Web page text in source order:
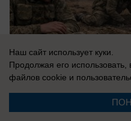
Наш сайт использует куки.
Продолжая его использовать,
файлов cookie и